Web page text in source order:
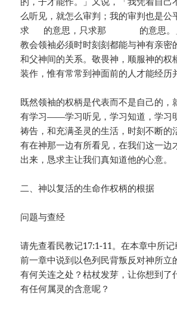
么听见，就怎么审判；我的审判也是公
求 的意思，只求那 的意思。」
教会领袖必须时时刻刻都能与神有亲密
和父神间的关系。敬畏神，顺服神的权
装作，惟有常常到神面前的人才能经历
既然领袖的权柄是代表而不是自己的，
有学习——学习听见，学习知道，学习
祷告，和充满圣灵的生活，时刻不断的
有在神那一边有所看见，在我们这一边
出来，恳求主让我们真知道他的心意。
二、神以复活的生命作权柄的根据
问题与查经
请先查看民教记17:1-11。在本章中所
前一章中说到以色列民背叛反对神所立
有何关连之处？枯杖发芽，让你想到了
有任何属灵的含意呢？